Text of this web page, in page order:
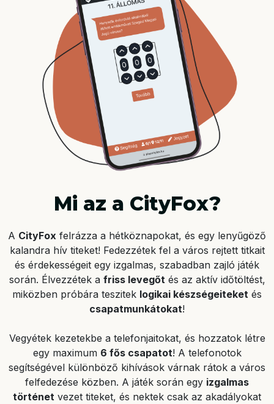
Mi az a CityFox?
A CityFox felrázza a hétköznapokat, és egy lenyűgöző
kalandra hív titeket! Fedezzétek fel a város rejtett titkait
és érdekességeit egy izgalmas, szabadban zajló játék
során. Élvezzétek a friss levegőtés az aktív időtöltést,
miközben próbára teszitek logikai készségeiteket és
csapatmunkátokat!
Vegyétek kezetekbe a telefonjaitokat, és hozzatok létre
egy maximum 6 fős csapatot! A telefonotok
segítségével különböző kihívások várnak rátok a város
felfedezése közben. A játék során egy izgalmas
történet vezet titeket, és nektek csak az akadályokat